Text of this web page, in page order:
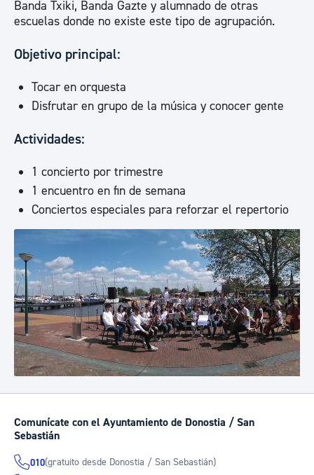
Banda Txiki, Banda Gazte y alumnado de otras
escuelas donde no existe este tipo de agrupación.
Objetivo principal:
Tocar en orquesta
Disfrutar en grupo de la música y conocer gente
Actividades:
1 concierto por trimestre
1 encuentro en fin de semana
Conciertos especiales para reforzar el repertorio
Comunícate con el Ayuntamiento de Donostia / San
Sebastián
010(gratuito desde Donostia / San Sebastián)